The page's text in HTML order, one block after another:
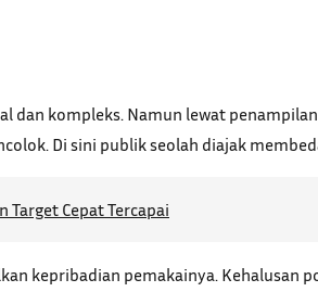
dan kompleks. Namun lewat
Di sini publik seolah diajak
Target Cepat Tercapai
kepribadian pemakainya.